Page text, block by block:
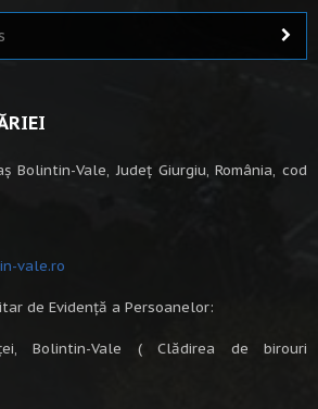
Bolintin-Vale, Județ Giurgiu, România, cod
vale.ro
de Evidență a Persoanelor:
Bolintin-Vale ( Clădirea de birouri